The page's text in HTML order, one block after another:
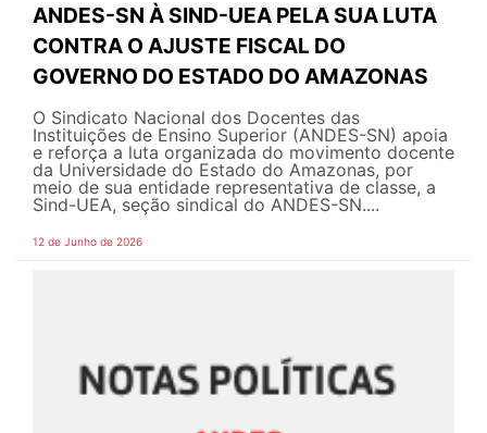
ANDES-SN À SIND-UEA PELA SUA LUTA
CONTRA O AJUSTE FISCAL DO
GOVERNO DO ESTADO DO AMAZONAS
O Sindicato Nacional dos Docentes das
Instituições de Ensino Superior (ANDES-SN) apoia
e reforça a luta organizada do movimento docente
da Universidade do Estado do Amazonas, por
meio de sua entidade representativa de classe, a
Sind-UEA, seção sindical do ANDES-SN....
12 de Junho de 2026